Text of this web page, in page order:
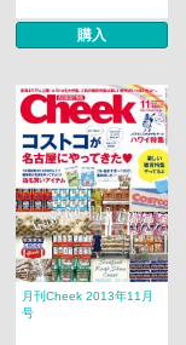
購入
月刊Cheek 2013年11月
号